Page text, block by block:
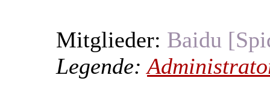
Mitglieder: Baidu
Legende: